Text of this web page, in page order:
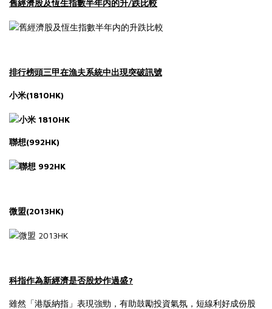
舊經濟股及恆生指數半年内的升/跌比較
排行榜頭三甲在漁夫系統中出現突破訊號
小米(1810HK)
聯想(992HK)
微盟(2013HK)
科指作為新經濟是否股炒作過盛?
雖然 「港版納指」表現強勁 ，有助鼓勵投資氣氛，短線利好成份股